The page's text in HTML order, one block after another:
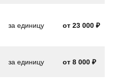
за единицу от 23 000 ₽
за единицу от 8 000 ₽